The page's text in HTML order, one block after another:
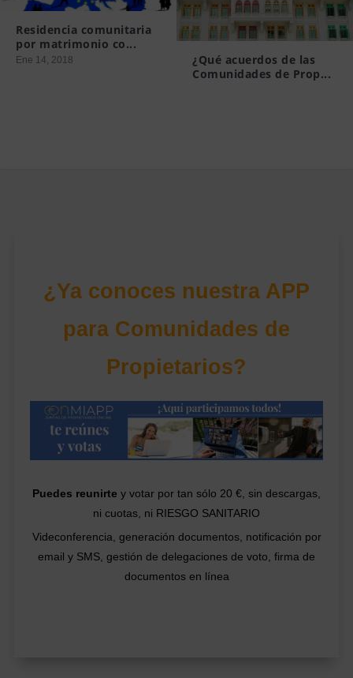
Residencia comunitaria
por matrimonio co...
Ene 14, 2018
¿Qué acuerdos de las
Comunidades de Prop...
¿Ya conoces nuestra APP
para Comunidades de
Propietarios?
Puedes reunirte y votar por tan sólo 20 €, sin descargas,
ni cuotas, ni RIESGO SANITARIO
Videconferencia, generación documentos, notificación por
email y SMS, gestión de delegaciones de voto, firma de
documentos en línea